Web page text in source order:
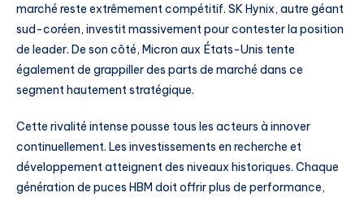
marché reste extrêmement compétitif. SK Hynix, autre géant
sud-coréen, investit massivement pour contester la position
de leader. De son côté, Micron aux États-Unis tente
également de grappiller des parts de marché dans ce
segment hautement stratégique.
Cette rivalité intense pousse tous les acteurs à innover
continuellement. Les investissements en recherche et
développement atteignent des niveaux historiques. Chaque
génération de puces HBM doit offrir plus de performance,